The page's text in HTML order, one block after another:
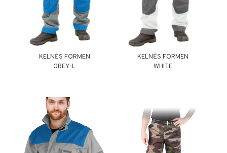
KELNĖS FORMEN
GREY-L
KELNĖS FORMEN
WHITE